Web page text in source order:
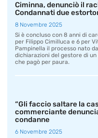
Ciminna, denunciò il
Condannati due
8 Novembre 2025
Si è concluso con 8 anni di
per Filippo Cimilluca e 6 per
Pampinella il processo nato
dichiarazioni del gestore di un
che pagò per paura.
“Gli faccio saltare la
commerciante
condanne
6 Novembre 2025